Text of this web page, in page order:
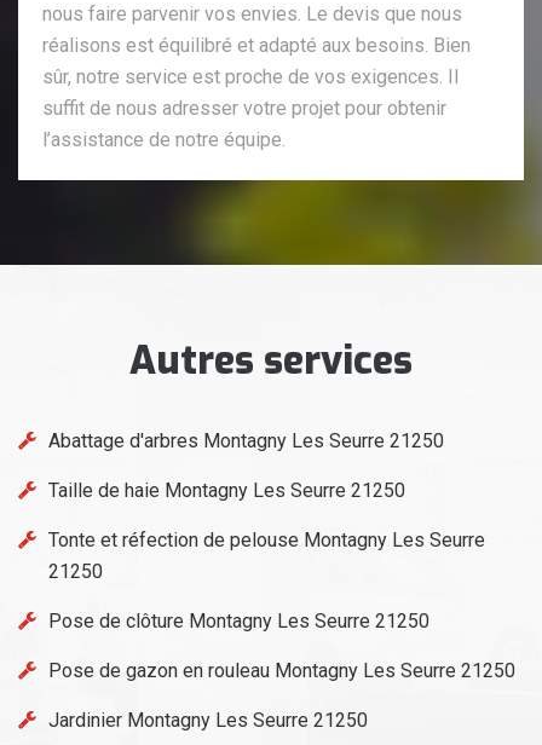
nous faire parvenir vos envies. Le devis que nous
réalisons est équilibré et adapté aux besoins. Bien
sûr, notre service est proche de vos exigences. Il
suffit de nous adresser votre projet pour obtenir
l’assistance de notre équipe.
Autres services
Abattage d'arbres Montagny Les Seurre 21250
Taille de haie Montagny Les Seurre 21250
Tonte et réfection de pelouse Montagny Les Seurre
21250
Pose de clôture Montagny Les Seurre 21250
Pose de gazon en rouleau Montagny Les Seurre 21250
Jardinier Montagny Les Seurre 21250